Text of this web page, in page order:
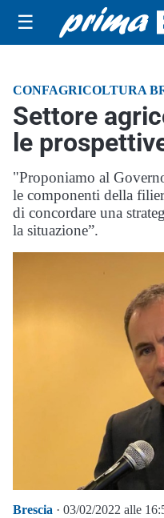
☰
CONFAGRICOLTURA
Settore
le
"Proponiamo al
le componenti della
di concordare una
la situazione”.
Brescia · 03/02/2022 alle